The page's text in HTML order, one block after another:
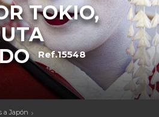
TOKIO,
Ref.15548
a Japón